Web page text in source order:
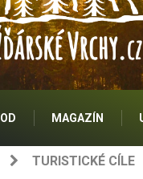
MAGAZÍN
TURISTICKÉ CÍLE